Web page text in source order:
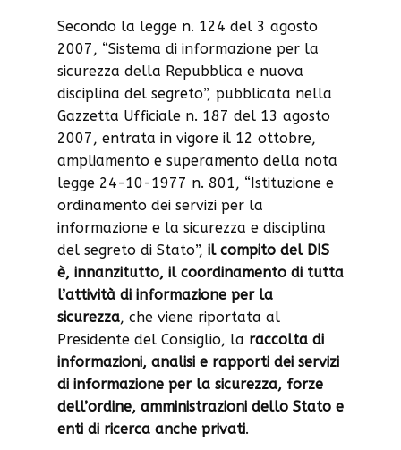
Secondo la legge n. 124 del 3 agosto
2007, “Sistema di informazione per la
sicurezza della Repubblica e nuova
disciplina del segreto”, pubblicata nella
Gazzetta Ufficiale n. 187 del 13 agosto
2007, entrata in vigore il 12 ottobre,
ampliamento e superamento della nota
legge 24-10-1977 n. 801, “Istituzione e
ordinamento dei servizi per la
informazione e la sicurezza e disciplina
del segreto di Stato”, il compito del DIS
è, innanzitutto, il coordinamento di tutta
l’attività di informazione per la
sicurezza, che viene riportata al
Presidente del Consiglio, la raccolta di
informazioni, analisi e rapporti dei servizi
di informazione per la sicurezza, forze
dell’ordine, amministrazioni dello Stato e
enti di ricerca anche privati.